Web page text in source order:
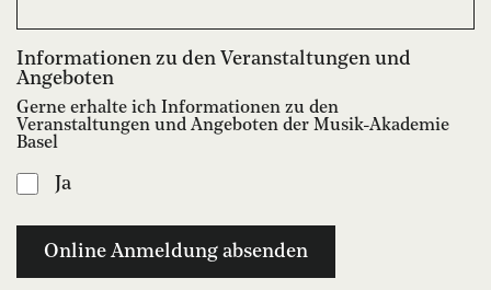
Informationen zu den Veranstaltungen und
Angeboten
Gerne erhalte ich Informationen zu den
Veranstaltungen und Angeboten der Musik-Akademie
Basel
Ja